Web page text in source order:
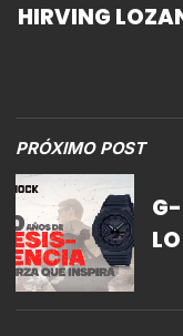
HIRVING
PRÓXIMO POST